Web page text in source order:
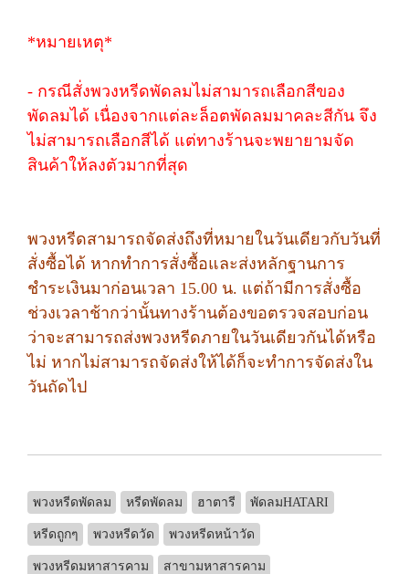
*หมายเหตุ*
- กรณีสั่งพวงหรีดพัดลมไม่สามารถเลือกสีของ
พัดลมได้ เนื่องจากแต่ละล็อตพัดลมมาคละสีกัน จึง
ไม่สามารถเลือกสีได้ แต่ทางร้านจะพยายามจัด
สินค้าให้ลงตัวมากที่สุด
พวงหรีดสามารถจัดส่งถึงที่หมายในวันเดียวกับวันที่
สั่งซื้อได้ หากทำการสั่งซื้อและส่งหลักฐานการ
ชำระเงินมาก่อนเวลา 15.00 น. แต่ถ้ามีการสั่งซื้อ
ช่วงเวลาช้ากว่านั้นทางร้านต้องขอตรวจสอบก่อน
ว่าจะสามารถส่งพวงหรีดภายในวันเดียวกันได้หรือ
ไม่ หากไม่สามารถจัดส่งให้ได้ก็จะทำการจัดส่งใน
วันถัดไป
พวงหรีดพัดลม หรีดพัดลม ฮาตารี พัดลมHATARI
หรีดถูกๆ พวงหรีดวัด พวงหรีดหน้าวัด
พวงหรีดมหาสารคาม สาขามหาสารคาม